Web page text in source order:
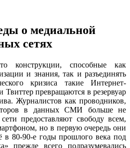
о медиальной
сетях
конструкции, способные как
и знания, так и разъединять
кризиса такие Интернет-
превращаются в резервуар
Журналистов как проводников,
в данных СМИ больше не
предоставляют свободу всем,
но в первую очередь они
80-90-е годы прошлого века под
прежде всего подразумевались